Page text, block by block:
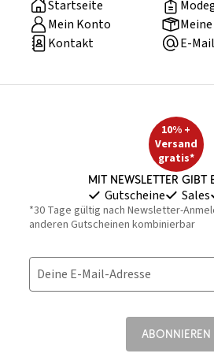
Startseite
Mein Konto
Kontakt
E-
10% +
Versand
gratis*
Mit Newsletter gibt
Gutscheine Sales
*30 Tage gültig nach Newsletter-
anderen Gutscheinen kombinierbar
Deine E-Mail-Adresse
ABONNIEREN